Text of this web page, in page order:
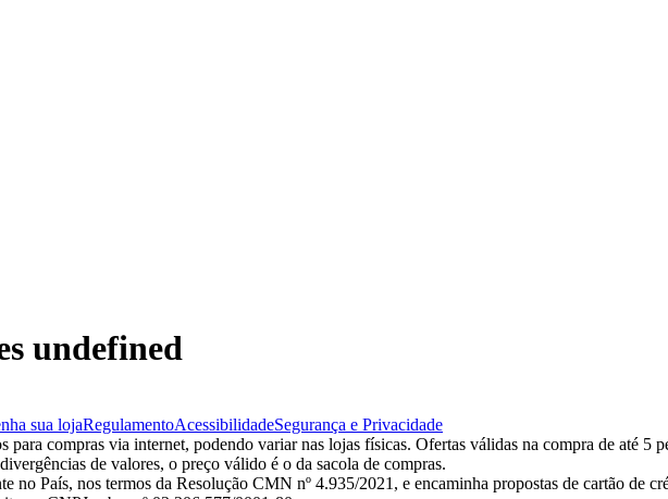
undefined
sua lojaRegulamentoAcessibilidadeSegurança e Privacidade
para compras via internet, podendo variar nas lojas físicas. Ofertas válidas na compra de até 5
de valores, o preço válido é o da sacola de compras.
no País, nos termos da Resolução CMN nº 4.935/2021, e encaminha propostas de cartão de